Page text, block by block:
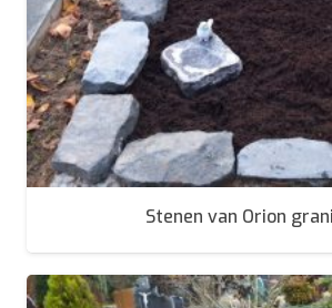
Stenen van Orion